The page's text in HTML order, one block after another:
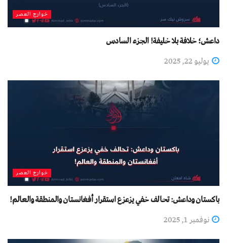
خوارج العصر
داعش؛ خلافة بلا خليفة! الجزء السادس
يوليو 22, 2025
خوارج العصر
باكستان وداعش: تحالف خفي يزعزع استقرار أفغانستان والمنطقة والعالم!
نوفمبر 1, 2025